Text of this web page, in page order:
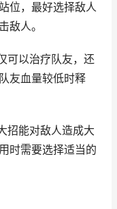
位，最好选择敌人
敌人。
以治疗队友，还
友血量较低时释
能对敌人造成大
时需要选择适当的